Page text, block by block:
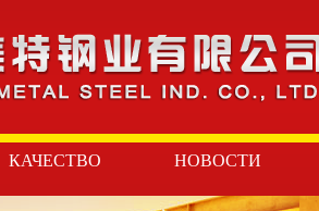
КАЧЕСТВО НОВОСТИ